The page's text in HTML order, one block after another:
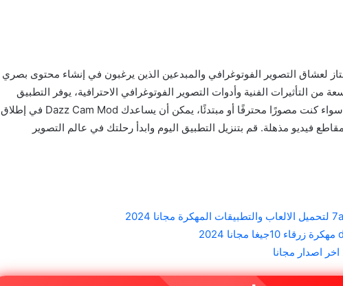
لعشاق التصوير الفوتوغرافي والمبدعين الذين يرغبون في إنشاء محتوى بصري
التأثيرات الفنية وأدوات التصوير الفوتوغرافي الاحترافية، يوفر التطبيق
إمكانيات لا حصر لها للإبداع. سواء كنت مصورًا محترفًا أو مبتدئًا، يمكن أن يساعدك Dazz Cam Mod في إطلاق
فيديو مذهلة. قم بتنزيل التطبيق اليوم وابدأ رحلتك في عالم التصوير